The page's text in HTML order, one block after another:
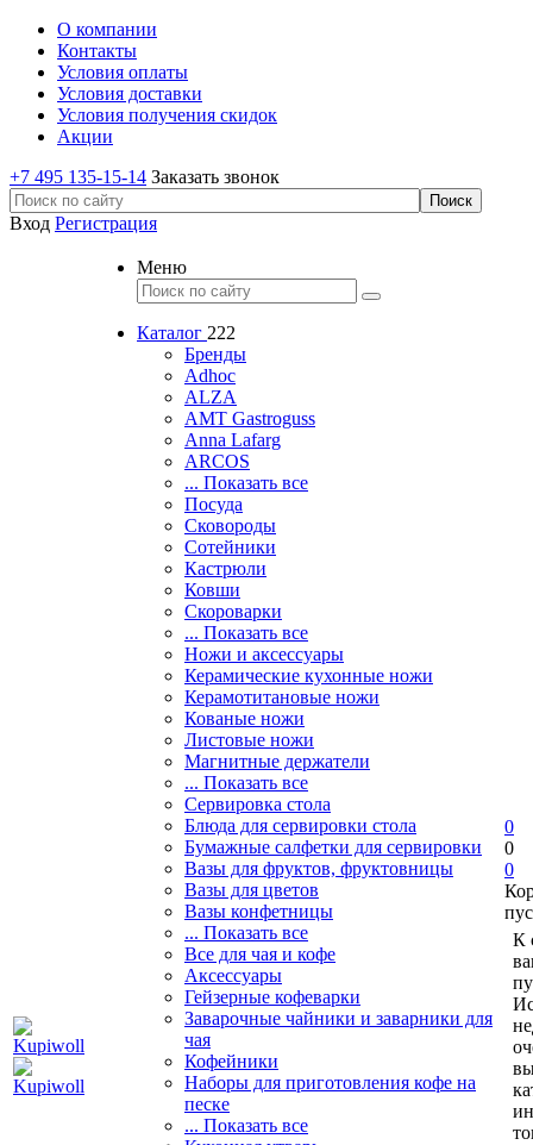
О компании
Контакты
Условия оплаты
Условия доставки
Условия получения скидок
Акции
+7 495 135-15-14 Заказать звонок
Вход Регистрация
Меню
Каталог 222
Бренды
Adhoc
ALZA
AMT Gastroguss
Anna Lafarg
ARCOS
... Показать все
Посуда
Сковороды
Сотейники
Кастрюли
Ковши
Скороварки
... Показать все
Ножи и аксессуары
Керамические кухонные ножи
Керамотитановые ножи
Кованые ножи
Листовые ножи
Магнитные держатели
... Показать все
Сервировка стола
Блюда для сервировки стола
Бумажные салфетки для сервировки
Вазы для фруктов, фруктовницы
Вазы для цветов
Вазы конфетницы
... Показать все
Все для чая и кофе
Аксессуары
Гейзерные кофеварки
Заварочные чайники и заварники для
чая
Кофейники
Наборы для приготовления кофе на
песке
... Показать все
0
0
0
К